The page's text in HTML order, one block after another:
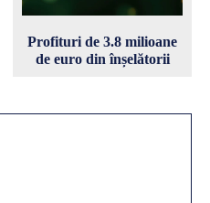
Profituri de 3.8 milioane
de euro din înșelătorii